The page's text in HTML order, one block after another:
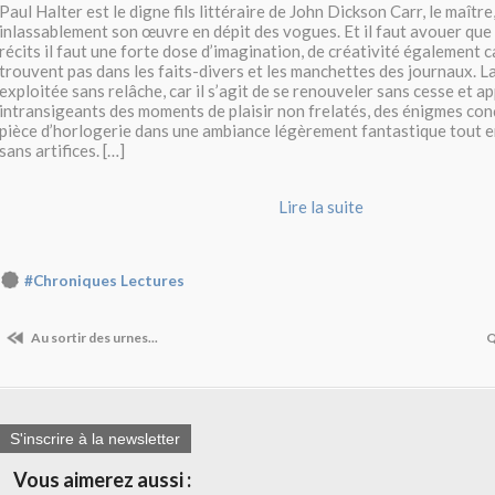
Paul Halter est le digne fils littéraire de John Dickson Carr, le
inlassablement son œuvre en dépit des vogues. Et il faut avouer
récits il faut une forte dose d’imagination, de créativité également
trouvent pas dans les faits-divers et les manchettes des journaux.
exploitée sans relâche, car il s’agit de se renouveler sans cesse et
intransigeants des moments de plaisir non frelatés, des énigmes
pièce d’horlogerie dans une ambiance légèrement fantastique tout
sans artifices. […]
Lire la suite
#Chroniques Lectures
Au sortir des urnes...
S'inscrire à la newsletter
Vous aimerez aussi :